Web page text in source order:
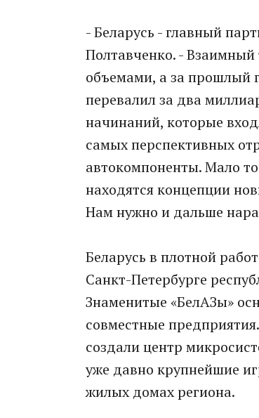
- Беларусь - главный
Полтавченко. - Взаимный
объемами, а за прошлый
перевалил за два
начинаний, которые
самых перспективных
автокомпоненты. Мало
находятся концепции
Нам нужно и дальше
Беларусь в плотной
Санкт-Петербурге
Знаменитые «БелАЗы»
совместные
создали центр
уже давно крупнейшие
жилых домах региона.